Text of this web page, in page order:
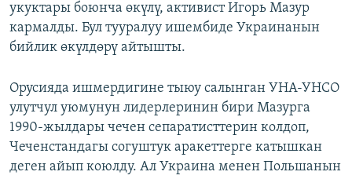
укуктары боюнча өкүлү, активист Игорь Мазур
кармалды. Бул тууралуу ишембиде Украинанын
бийлик өкүлдөрү айтышты.
Орусияда ишмердигине тыюу салынган УНА-УНСО
улутчул уюмунун лидерлеринин бири Мазурга
1990-жылдары чечен сепаратисттерин колдоп,
Чеченстандагы согуштук аракеттерге катышкан
деген айып коюлду. Ал Украина менен Польшанын